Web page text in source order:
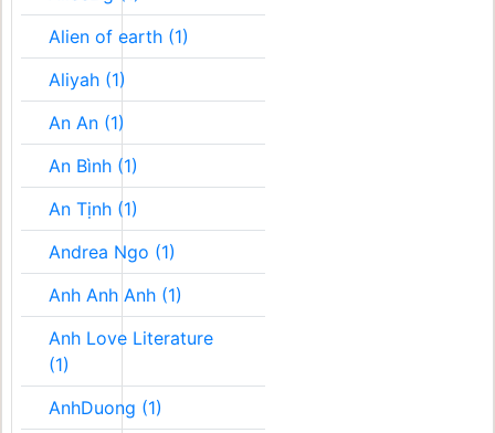
Alien of earth (1)
Aliyah (1)
An An (1)
An Bình (1)
An Tịnh (1)
Andrea Ngo (1)
Anh Anh Anh (1)
Anh Love Literature
(1)
AnhDuong (1)